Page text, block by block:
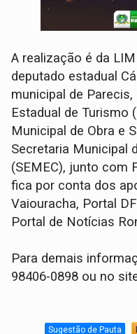
A realização é da
deputado estadual
municipal de
Estadual de Turismo
Municipal de Obra e
Secretaria Municipal
(SEMEC), junto com
fica por conta dos
Vaiouracha, Portal
Portal de Notícias
Para demais
98406-0898 ou no
Sugestão de Pauta